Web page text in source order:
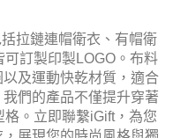
拉鏈連帽衛衣、有帽衛
訂製印製LOGO。布料
及運動快乾材質，適合
們的產品不僅提升穿著
。立即聯繫iGift，為您